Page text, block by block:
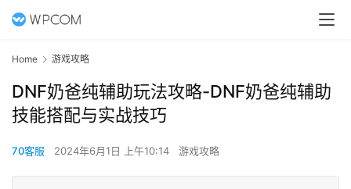
Home 游戏攻略
DNF奶爸纯辅助玩法攻略-DNF奶爸纯辅助
技能搭配与实战技巧
70客服 2024年6月1日 上午10:14 游戏攻略